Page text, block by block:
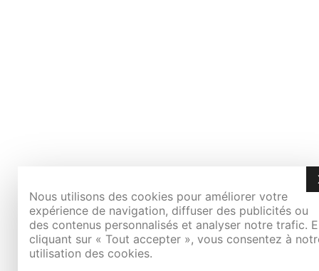
Nous utilisons des cookies pour améliorer votre
expérience de navigation, diffuser des publicités ou
des contenus personnalisés et analyser notre trafic.
cliquant sur « Tout accepter », vous consentez à
utilisation des cookies.